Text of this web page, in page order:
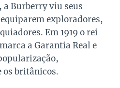
a Burberry viu seus
exploradores,
Em 1919 o rei
a Garantia Real e
britânicos.